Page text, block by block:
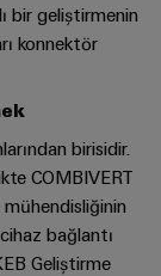
bir geliştirmenin
konnektör
birisidir.
COMBIVERT
bağlantı
Geliştirme